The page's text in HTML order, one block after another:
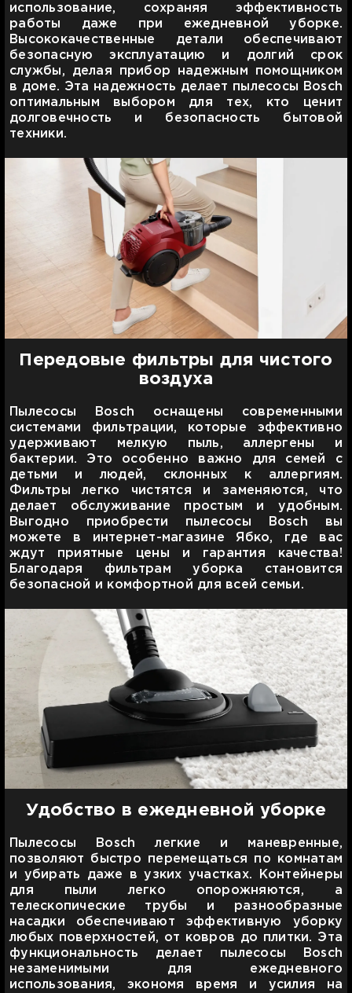
использование, сохраняя эффективность
работы даже при ежедневной уборке.
Высококачественные детали обеспечивают
безопасную эксплуатацию и долгий срок
службы, делая прибор надежным помощником
в доме. Эта надежность делает пылесосы Bosch
оптимальным выбором для тех, кто ценит
долговечность и безопасность бытовой
техники.
Передовые фильтры для чистого
воздуха
Пылесосы Bosch оснащены современными
системами фильтрации, которые эффективно
удерживают мелкую пыль, аллергены и
бактерии. Это особенно важно для семей с
детьми и людей, склонных к аллергиям.
Фильтры легко чистятся и заменяются, что
делает обслуживание простым и удобным.
Выгодно приобрести пылесосы Bosch вы
можете в интернет-магазине Ябко, где вас
ждут приятные цены и гарантия качества!
Благодаря фильтрам уборка становится
безопасной и комфортной для всей семьи.
Удобство в ежедневной уборке
Пылесосы Bosch легкие и маневренные,
позволяют быстро перемещаться по комнатам
и убирать даже в узких участках. Контейнеры
для пыли легко опорожняются, а
телескопические трубы и разнообразные
насадки обеспечивают эффективную уборку
любых поверхностей, от ковров до плитки. Эта
функциональность делает пылесосы Bosch
незаменимыми для ежедневного
использования, экономя время и усилия на